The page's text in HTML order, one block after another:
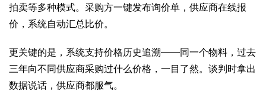
拍卖等多种模式。采购方一键发布询价单，供应商在线报
价，系统自动汇总比价。
更关键的是，系统支持价格历史追溯——同一个物料，过去
三年向不同供应商采购过什么价格，一目了然。谈判时拿出
数据说话，供应商都服气。